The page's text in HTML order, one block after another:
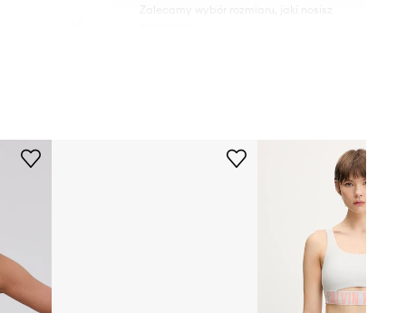
Zalecamy wybór rozmiaru, jaki nosisz
Usztywnienie miseczki